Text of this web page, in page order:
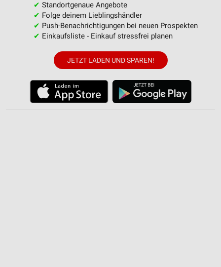
✔ Standortgenaue Angebote
✔ Folge deinem Lieblingshändler
✔ Push-Benachrichtigungen bei neuen Prospekten
✔ Einkaufsliste - Einkauf stressfrei planen
JETZT LADEN UND SPAREN!